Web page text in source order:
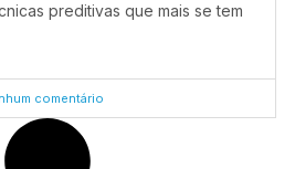
preditivas que mais se tem
comentário